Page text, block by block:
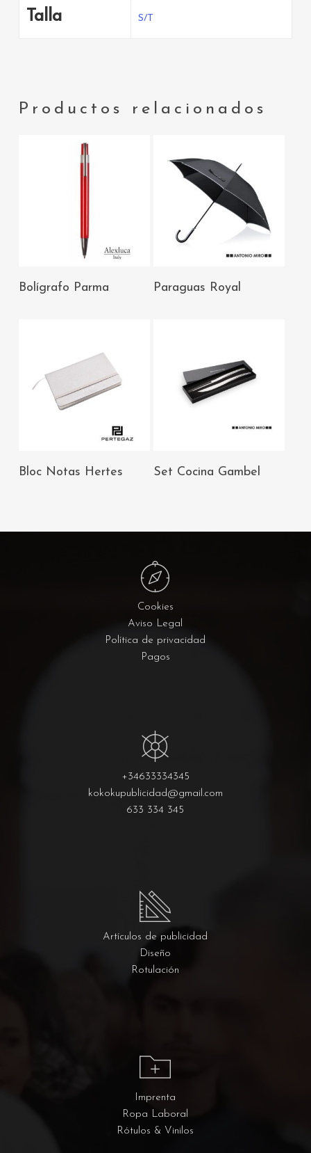
Talla S/T
Productos relacionados
AÑADIR AL
Bolígrafo Parma
AÑADIR AL
CARRITO
Paraguas Royal
AÑADIR AL
Bloc Notas Hertes
AÑADIR AL
Set Cocina Gambel
Cookies
Aviso Legal
Política de privacidad
Pagos
+34633334345
kokokupublicidad@gmail.com
633 334 345
Artículos de publicidad
Diseño
Rotulación
Imprenta
Ropa Laboral
Rótulos & Vinilos